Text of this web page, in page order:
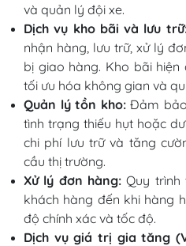
và quản lý đội xe.
Dịch vụ kho bãi và lưu
nhận hàng, lưu trữ, xử lý
bị giao hàng. Kho bãi
tối ưu hóa không gian và
Quản lý tồn kho:Đảm bảo
tình trạng thiếu hụt hoặc
chi phí lưu trữ và tăng
cầu thị trường.
Xử lý đơn hàng: Quy trình
khách hàng đến khi hàng
độ chính xác và tốc độ.
Dịch vụ giá trị gia tăng